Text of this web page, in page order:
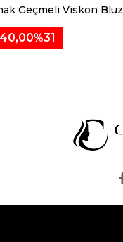
Geçmeli Viskon Bluz
%31